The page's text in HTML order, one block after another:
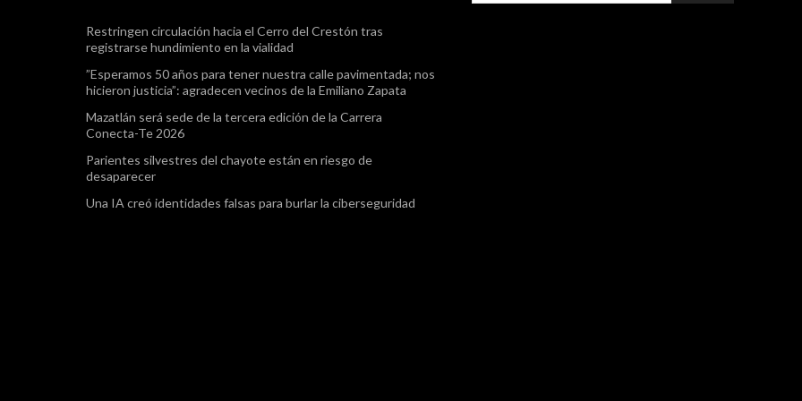
Restringen circulación hacia el Cerro del Crestón tras
registrarse hundimiento en la vialidad
”Esperamos 50 años para tener nuestra calle pavimentada; nos
hicieron justicia”: agradecen vecinos de la Emiliano Zapata
Mazatlán será sede de la tercera edición de la Carrera
Conecta-Te 2026
Parientes silvestres del chayote están en riesgo de
desaparecer
Una IA creó identidades falsas para burlar la ciberseguridad